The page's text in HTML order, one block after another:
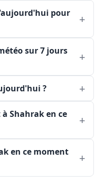
pour
sur 7 jours
?
Shahrak en ce
en ce moment